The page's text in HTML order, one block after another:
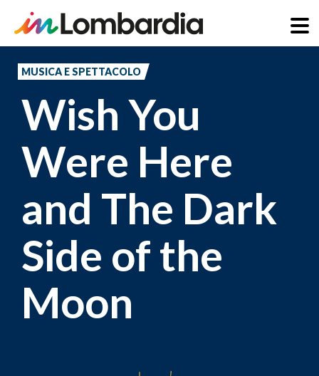
principale
MUSICA E SPETTACOLO
Wish You
Were Here
and The Dark
Side of the
Moon